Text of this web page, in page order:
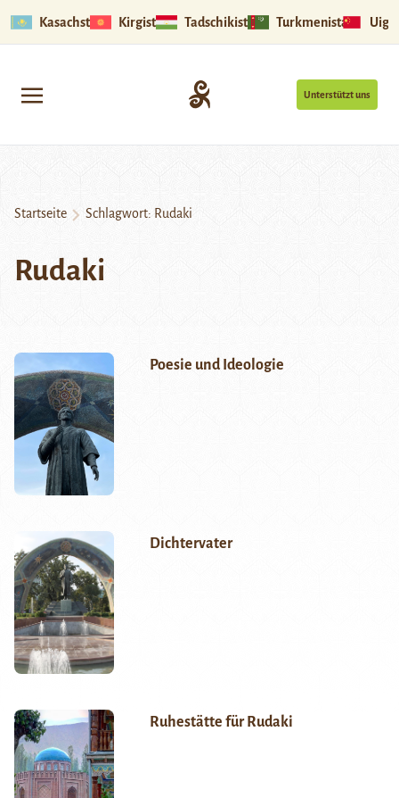
Kasachstan Kirgistan Tadschikistan Turkmenistan
Unterstützt uns
Startseite Schlagwort: Rudaki
Rudaki
Poesie und Ideologie
Dichtervater
Ruhestätte für Rudaki